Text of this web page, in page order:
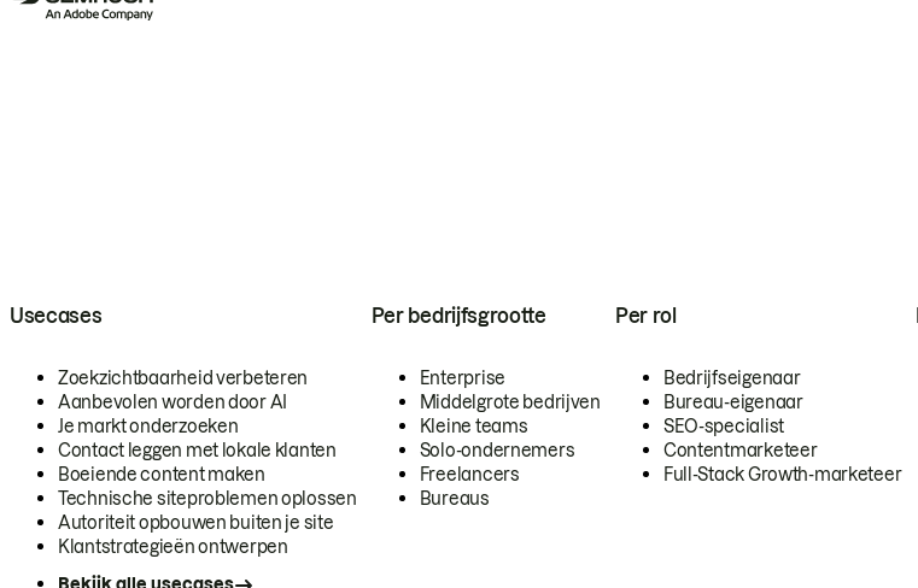
Usecases
Zoekzichtbaarheid verbeteren
Aanbevolen worden door AI
Je markt onderzoeken
Contact leggen met lokale klanten
Boeiende content maken
Technische siteproblemen oplossen
Autoriteit opbouwen buiten je site
Klantstrategieën ontwerpen
Per bedrijfsgrootte
Enterprise
Middelgrote bedrijven
Kleine teams
Solo-ondernemers
Freelancers
Bureaus
Per rol
Bedrijfseigenaar
Bureau-eigenaar
SEO-specialist
Contentmarketeer
Full-Stack Growth-marketeer